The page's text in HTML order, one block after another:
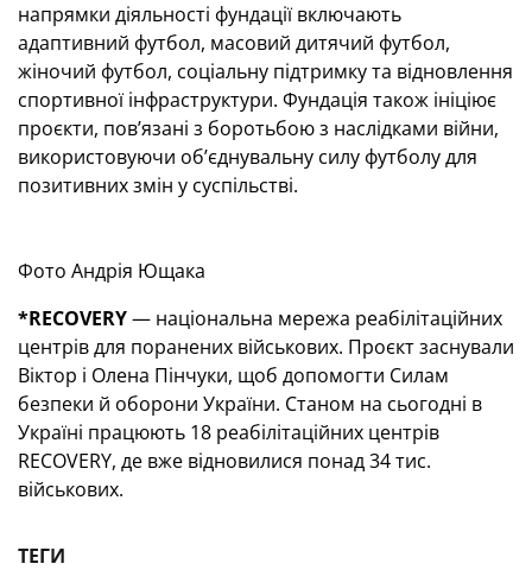
напрямки діяльності фундації включають
адаптивний футбол, масовий дитячий футбол,
жіночий футбол, соціальну підтримку та відновлення
спортивної інфраструктури. Фундація також ініціює
проєкти, пов’язані з боротьбою з наслідками війни,
використовуючи об’єднувальну силу футболу для
позитивних змін у суспільстві.
Фото Андрія Ющака
*RECOVERY— національна мережа реабілітаційних
центрів для поранених військових. Проєкт заснували
Віктор і Олена Пінчуки, щоб допомогти Силам
безпеки й оборони України. Станом на сьогодні в
Україні працюють 18 реабілітаційних центрів
RECOVERY, де вже відновилися понад 34 тис.
військових.
ТЕГИ